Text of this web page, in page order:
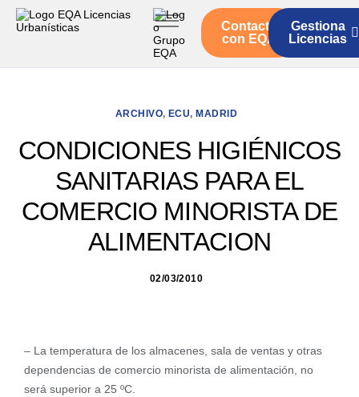
Servicios
Contacto
con EQA
Gestiona
Licencias
ARCHIVO, ECU, MADRID
CONDICIONES HIGIÉNICOS
SANITARIAS PARA EL
COMERCIO MINORISTA DE
ALIMENTACION
02/03/2010
– La temperatura de los almacenes, sala de ventas y otras
dependencias de comercio minorista de alimentación, no
será superior a 25 ºC.